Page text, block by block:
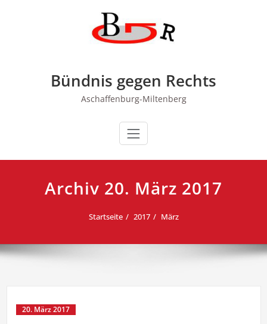
Bündnis gegen Rechts
Aschaffenburg-Miltenberg
Archiv 20. März 2017
Startseite 2017 März
20. März 2017